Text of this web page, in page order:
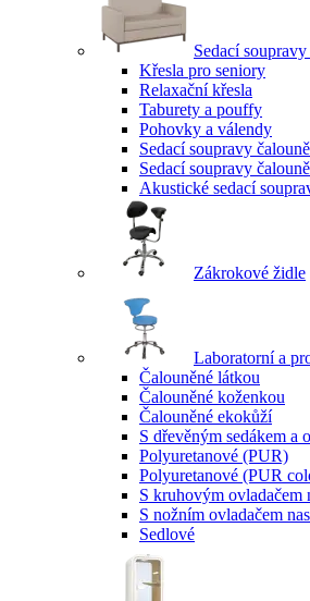
Sedací soupravy
Křesla pro seniory
Relaxační křesla
Taburety a pouffy
Pohovky a válendy
Sedací soupravy
Sedací soupravy
Akustické sedací
Zákrokové židle
Laboratorní a
Čalouněné látkou
Čalouněné koženkou
Čalouněné ekokůží
S dřevěným sedákem a
Polyuretanové (PUR)
Polyuretanové (PUR
S kruhovým ovladačem
S nožním ovladačem
Sedlové